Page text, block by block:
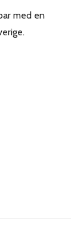
med en